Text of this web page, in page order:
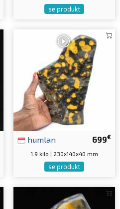
se produkt
699€
humlan
1.9 kilo | 230x140x40 mm
se produkt